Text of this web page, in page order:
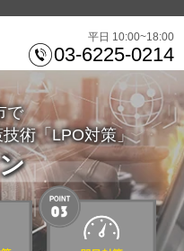
平日 10:00~18:00
03-6225-0214
で
術「LPO対策」